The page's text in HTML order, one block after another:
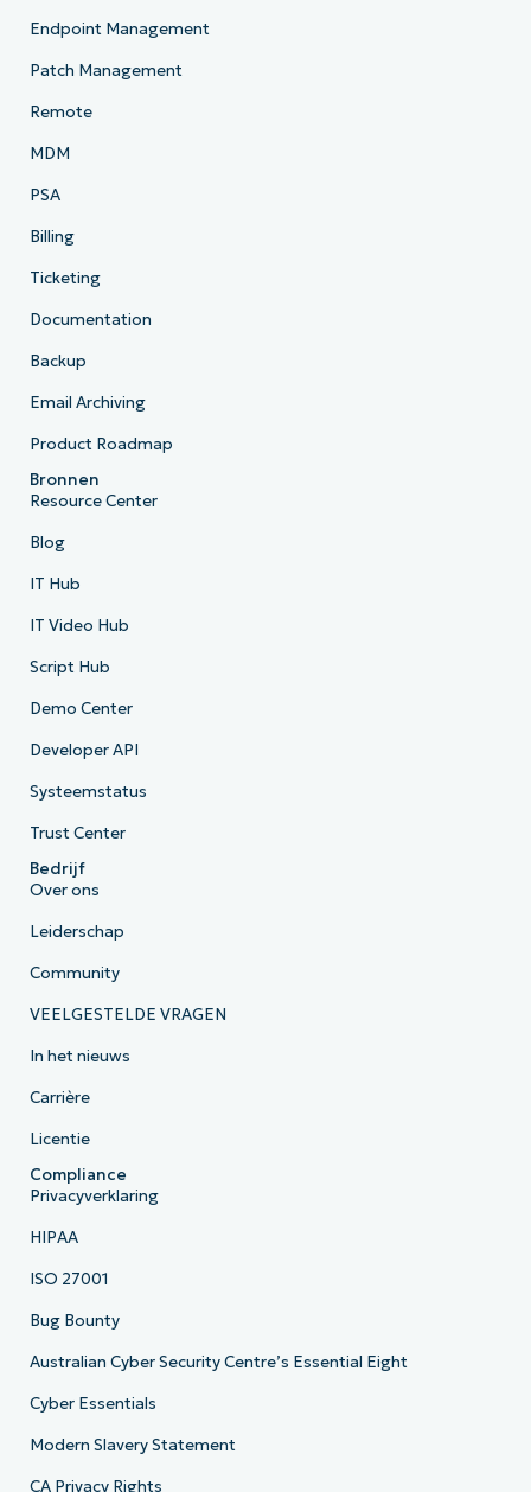
Endpoint Management
Patch Management
Remote
MDM
PSA
Billing
Ticketing
Documentation
Backup
Email Archiving
Product Roadmap
Bronnen
Resource Center
Blog
IT Hub
IT Video Hub
Script Hub
Demo Center
Developer API
Systeemstatus
Trust Center
Bedrijf
Over ons
Leiderschap
Community
VEELGESTELDE VRAGEN
In het nieuws
Carrière
Licentie
Compliance
Privacyverklaring
HIPAA
ISO 27001
Bug Bounty
Australian Cyber Security Centre’s Essential Eight
Cyber Essentials
Modern Slavery Statement
CA Privacy Rights